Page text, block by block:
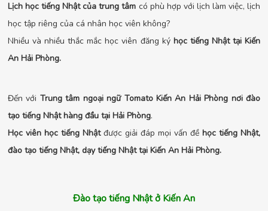
Lịch học tiếng Nhật của trung tâm có phù hợp với lịch làm việc, lịch
học tập riêng của cá nhân học viên không?
Nhiều và nhiều thắc mắc học viên đăng ký học tiếng Nhật tại Kiến
An Hải Phòng.
Đến với Trung tâm ngoại ngữ Tomato Kiến An Hải Phòng nơi đào
tạo tiếng Nhật hàng đầu tại Hải Phòng.
Học viên học tiếng Nhậtđược giải đáp mọi vấn đề học tiếng Nhật,
đào tạo tiếng Nhật, dạy tiếng Nhật tại Kiến An Hải Phòng.
Đào tạo tiếng Nhật ở Kiến An